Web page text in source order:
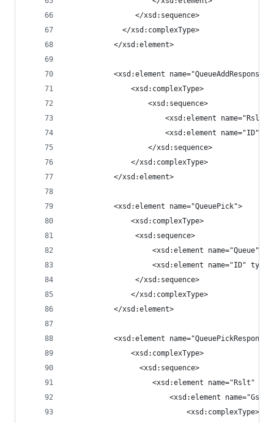
                </xsd:sequence>
             </xsd:complexType>
           </xsd:element>
           <xsd:element name="QueueAddResponse">
               <xsd:complexType>
                   <xsd:sequence>
<xsd:element name="Rslt"
<xsd:element name="ID"
                   </xsd:sequence>
               </xsd:complexType>
           </xsd:element>
           <xsd:element name="QueuePick">
			   <xsd:complexType>
                <xsd:sequence>
<xsd:element name="Queue"
<xsd:element name="ID"
                </xsd:sequence>
			   </xsd:complexType>
           </xsd:element>
<xsd:element
			   <xsd:complexType>
                 <xsd:sequence>
<xsd:element name="Rslt"
                        <xsd:element name="Gsm">
                            <xsd:complexType>